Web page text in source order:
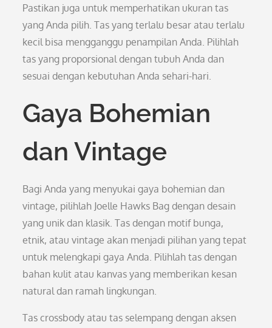
Pastikan juga untuk memperhatikan ukuran tas
yang Anda pilih. Tas yang terlalu besar atau terlalu
kecil bisa mengganggu penampilan Anda. Pilihlah
tas yang proporsional dengan tubuh Anda dan
sesuai dengan kebutuhan Anda sehari-hari.
Gaya Bohemian
dan Vintage
Bagi Anda yang menyukai gaya bohemian dan
vintage, pilihlah Joelle Hawks Bag dengan desain
yang unik dan klasik. Tas dengan motif bunga,
etnik, atau vintage akan menjadi pilihan yang tepat
untuk melengkapi gaya Anda. Pilihlah tas dengan
bahan kulit atau kanvas yang memberikan kesan
natural dan ramah lingkungan.
Tas crossbody atau tas selempang dengan aksen